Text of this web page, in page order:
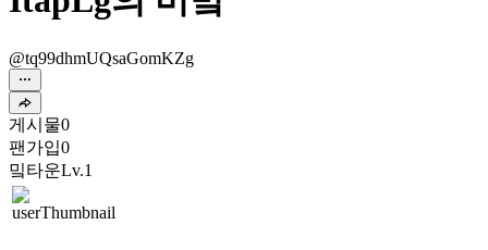
@tq99dhmUQsaGomKZg
게시물0
팬가입0
밐타운Lv.1